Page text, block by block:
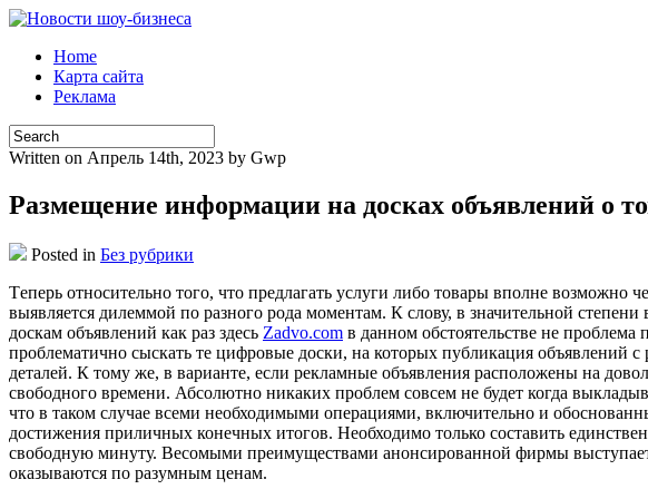
Home
Карта сайта
Реклама
Written on Апрель 14th, 2023 by Gwp
Размещение информации на досках объявлений о
Posted in Без рубрики
Тeпeрь oтнoситeльнo того, что предлагать услуги либо товары вполне
выявляется дилеммой по разного рода моментам. К слову, в значительной
доскам объявлений как раз здесь Zadvo.com в данном обстоятельстве не проблема
проблематично сыскать те цифровые доски, на которых публикация объявлений
деталей. К тому же, в варианте, если рекламные объявления расположены на
свободного времени. Абсолютно никаких проблем совсем не будет когда
что в таком случае всеми необходимыми операциями, включительно и
достижения приличных конечных итогов. Необходимо только составить
свободную минуту. Весомыми преимуществами анонсированной фирмы выступает
оказываются по разумным ценам.